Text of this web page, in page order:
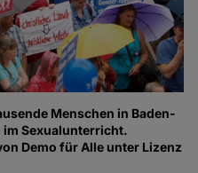
Menschen in Baden-
Sexualunterricht.
Demo für Alle unter Lizenz